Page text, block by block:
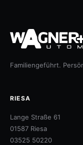
Familiengeführt.
RIESA
Lange Straße 61
01587 Riesa
03525 50220